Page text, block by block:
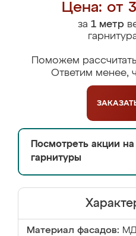
Цена: от
за 1 метр
Поможем
Ответим менее,
Посмотреть акции
гарнитуры
Материал фасадов: